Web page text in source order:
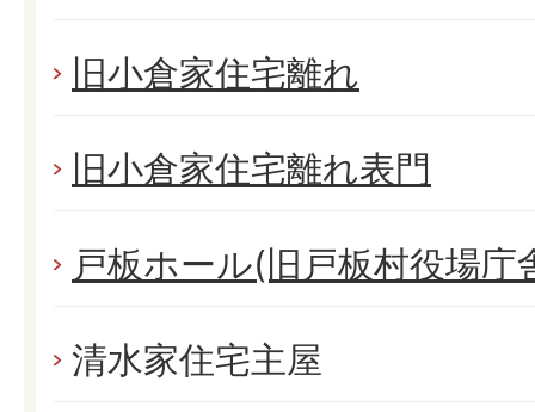
旧小倉家住宅離れ
旧小倉家住宅離れ表門
戸板ホール(旧戸板村役場庁
清水家住宅主屋